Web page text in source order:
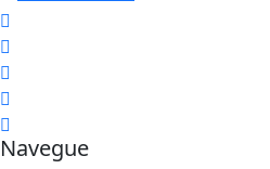
Navegue